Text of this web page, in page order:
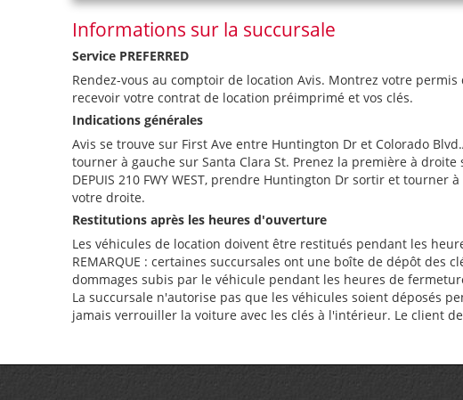
Informations sur la succursale
Service PREFERRED
Rendez-vous au comptoir de location Avis. Montrez votre
recevoir votre contrat de location préimprimé et vos clés.
Indications générales
Avis se trouve sur First Ave entre Huntington Dr et Colorado
tourner à gauche sur Santa Clara St. Prenez la première à droite
DEPUIS 210 FWY WEST, prendre Huntington Dr sortir et
votre droite.
Restitutions après les heures d'ouverture
Les véhicules de location doivent être restitués pendant les
REMARQUE : certaines succursales ont une boîte de dépôt
dommages subis par le véhicule pendant les heures de
La succursale n'autorise pas que les véhicules soient déposés
jamais verrouiller la voiture avec les clés à l'intérieur. Le client